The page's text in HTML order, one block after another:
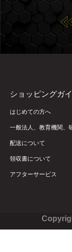
ショッピングガ
はじめての方へ
一般法人、教育機関、
配送について
領収書について
アフターサービス